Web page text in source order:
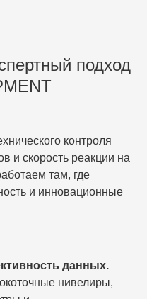
подход
контроля
и скорость реакции на
там, где
и инновационные
данных.
нивелиры,